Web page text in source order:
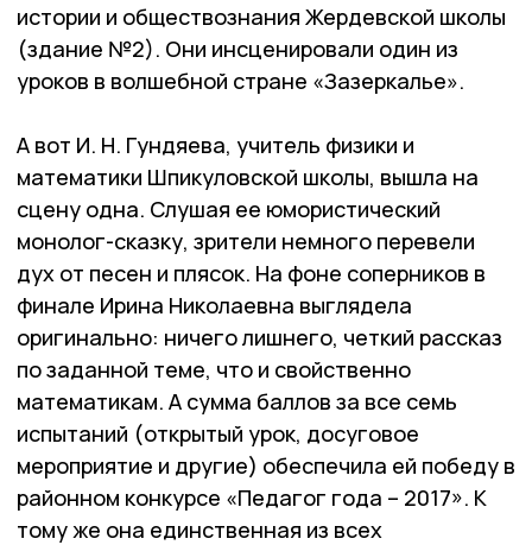
истории и обществознания Жердевской школы
(здание №2). Они инсценировали один из
уроков в волшебной стране «Зазеркалье».
А вот И. Н. Гундяева, учитель физики и
математики Шпикуловской школы, вышла на
сцену одна. Слушая ее юмористический
монолог-сказку, зрители немного перевели
дух от песен и плясок. На фоне соперников в
финале Ирина Николаевна выглядела
оригинально: ничего лишнего, четкий рассказ
по заданной теме, что и свойственно
математикам. А сумма баллов за все семь
испытаний (открытый урок, досуговое
мероприятие и другие) обеспечила ей победу в
районном конкурсе «Педагог года – 2017». К
тому же она единственная из всех